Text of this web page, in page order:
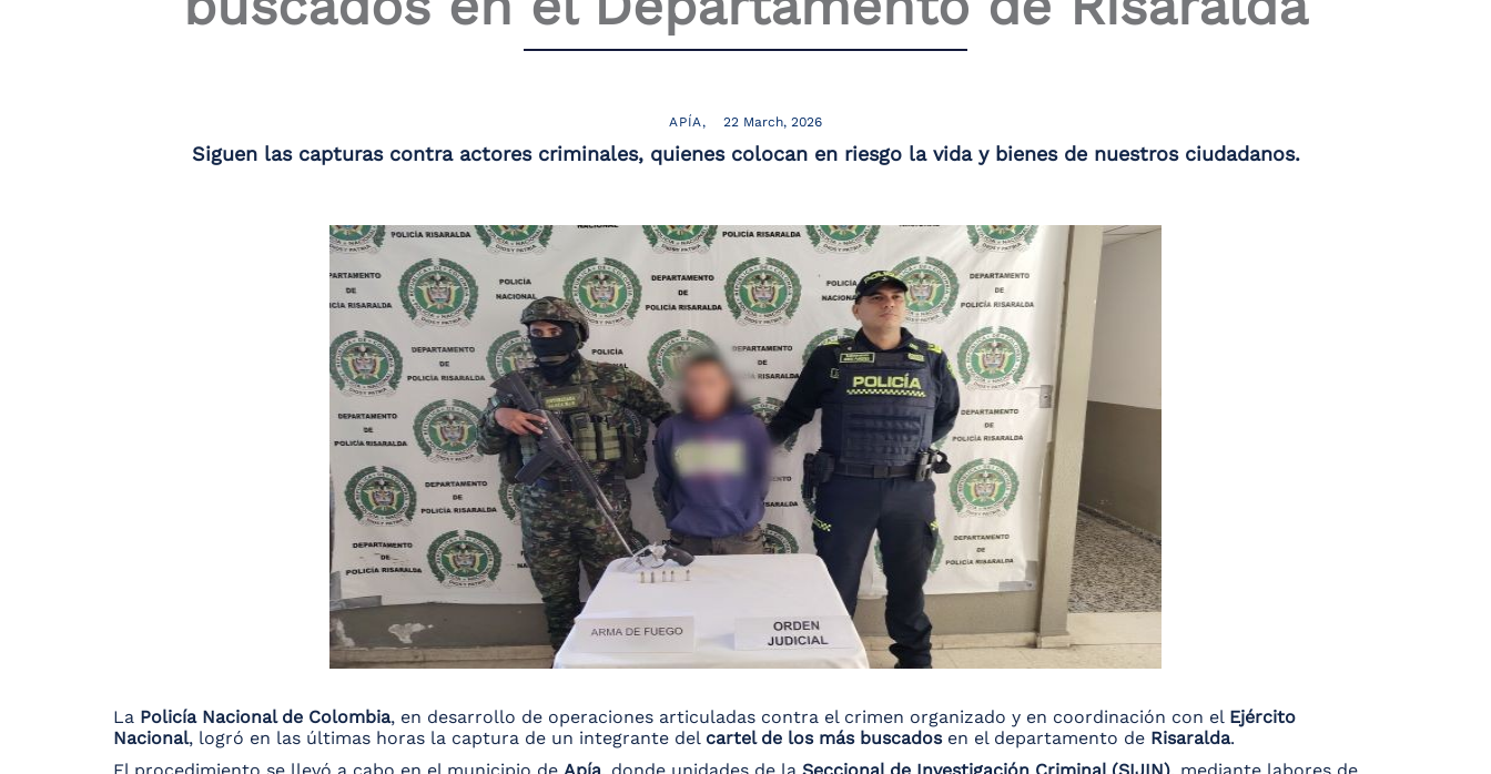
APÍA 22 March, 2026
Siguen las capturas contra actores criminales, quienes colocan en riesgo la vida y bienes de nuestros ciudadanos.
La Policía Nacional de Colombia, en desarrollo de operaciones articuladas contra el crimen organizado y en coordinación con el Ejército
Nacional, logró en las últimas horas la captura de un integrante del cartel de los más buscadosen el departamento de Risaralda.